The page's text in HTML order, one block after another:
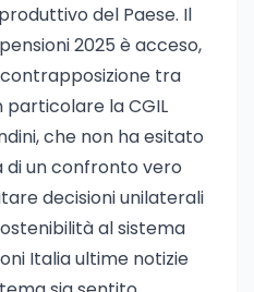
del Paese. Il
2025 è acceso,
tra
particolare la CGIL
che non ha esitato
di un confronto vero
decisioni unilaterali
al sistema
Italia ultime notizie